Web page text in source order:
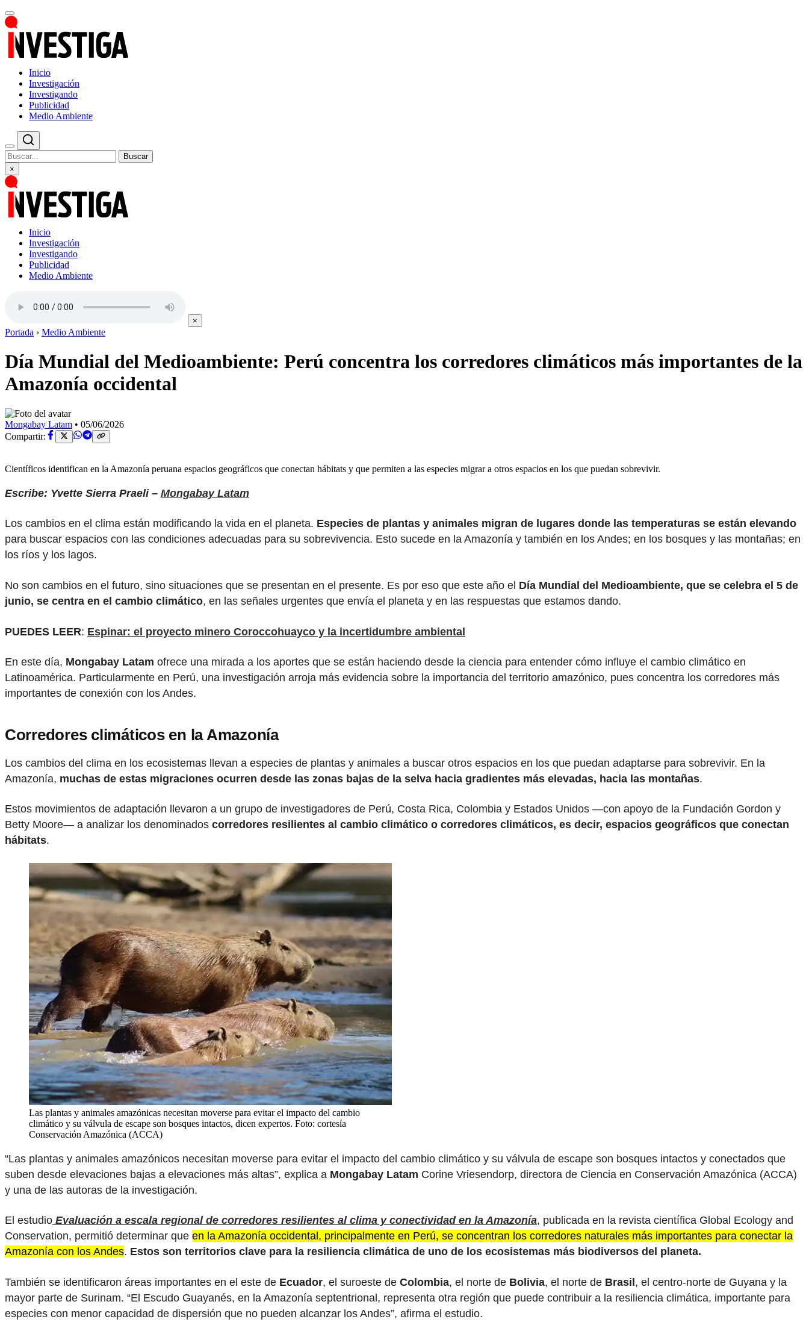
Inicio
Investigación
Investigando
Publicidad
Medio Ambiente
Buscar
×
Inicio
Investigación
Investigando
Publicidad
Medio Ambiente
×
Portada › Medio Ambiente
Día Mundial del Medioambiente: Perú concentra los corredores climáticos más importantes de la
Amazonía occidental
Mongabay Latam • 05/06/2026
Compartir:
Científicos identifican en la Amazonía peruana espacios geográficos que conectan hábitats y que permiten a las especies migrar a otros espacios en los que puedan sobrevivir.
Escribe: Yvette Sierra Praeli – Mongabay Latam
Los cambios en el clima están modificando la vida en el planeta. Especies de plantas y animales migran de lugares donde las temperaturas se están elevando
para buscar espacios con las condiciones adecuadas para su sobrevivencia. Esto sucede en la Amazonía y también en los Andes; en los bosques y las montañas; en
los ríos y los lagos.
No son cambios en el futuro, sino situaciones que se presentan en el presente. Es por eso que este año el Día Mundial del Medioambiente, que se celebra el 5 de
junio, se centra en el cambio climático, en las señales urgentes que envía el planeta y en las respuestas que estamos dando.
PUEDES LEER: Espinar: el proyecto minero Coroccohuayco y la incertidumbre ambiental
En este día, Mongabay Latam ofrece una mirada a los aportes que se están haciendo desde la ciencia para entender cómo influye el cambio climático en
Latinoamérica. Particularmente en Perú, una investigación arroja más evidencia sobre la importancia del territorio amazónico, pues concentra los corredores más
importantes de conexión con los Andes.
Corredores climáticos en la Amazonía
Los cambios del clima en los ecosistemas llevan a especies de plantas y animales a buscar otros espacios en los que puedan adaptarse para sobrevivir. En la
Amazonía, muchas de estas migraciones ocurren desde las zonas bajas de la selva hacia gradientes más elevadas, hacia las montañas.
Estos movimientos de adaptación llevaron a un grupo de investigadores de Perú, Costa Rica, Colombia y Estados Unidos —con apoyo de la Fundación Gordon y
Betty Moore— a analizar los denominados corredores resilientes al cambio climático o corredores climáticos, es decir, espacios geográficos que conectan
hábitats.
Las plantas y animales amazónicas necesitan moverse para evitar el impacto del cambio
climático y su válvula de escape son bosques intactos, dicen expertos. Foto: cortesía
Conservación Amazónica (ACCA)
“Las plantas y animales amazónicos necesitan moverse para evitar el impacto del cambio climático y su válvula de escape son bosques intactos y conectados que
suben desde elevaciones bajas a elevaciones más altas”, explica a Mongabay Latam Corine Vriesendorp, directora de Ciencia en Conservación Amazónica (ACCA)
y una de las autoras de la investigación.
El estudio Evaluación a escala regional de corredores resilientes al clima y conectividad en la Amazonía, publicada en la revista científica Global Ecology and
Conservation, permitió determinar que en la Amazonía occidental, principalmente en Perú, se concentran los corredores naturales más importantes para conectar la
Amazonía con los Andes. Estos son territorios clave para la resiliencia climática de uno de los ecosistemas más biodiversos del planeta.
También se identificaron áreas importantes en el este de Ecuador, el suroeste de Colombia, el norte de Bolivia, el norte de Brasil, el centro-norte de Guyana y la
mayor parte de Surinam. “El Escudo Guayanés, en la Amazonía septentrional, representa otra región que puede contribuir a la resiliencia climática, importante para
especies con menor capacidad de dispersión que no pueden alcanzar los Andes”, afirma el estudio.